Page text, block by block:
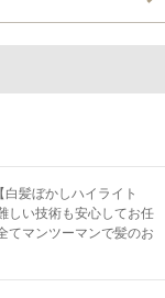
髪ぼかしハイライト
しい技術も安心してお任
てマンツーマンで髪のお